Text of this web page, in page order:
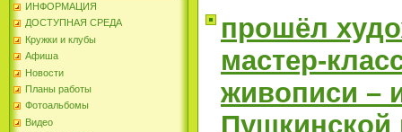
ИНФОРМАЦИЯ
ДОСТУПНАЯ СРЕДА
Кружки и клубы
Афиша
Новости
Планы работы
Фотоальбомы
Видео
прошёл
мастер-
живописи –
Пушкинской